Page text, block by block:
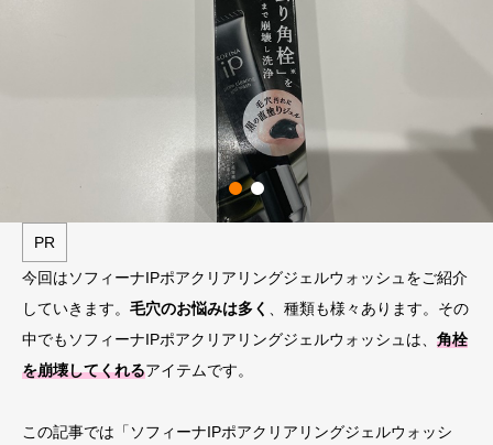
PR
今回はソフィーナIPポアクリアリングジェルウォッシュをご紹介
していきます。 毛穴のお悩みは多く
、種類も様々あります。その
中でもソフィーナIPポアクリアリングジェルウォッシュは、 角栓
を崩壊してくれるアイテムです。
この記事では「ソフィーナIPポアクリアリングジェルウォッシ